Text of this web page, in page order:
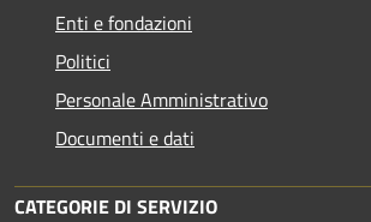
Enti e fondazioni
Politici
Personale Amministrativo
Documenti e dati
CATEGORIE DI SERVIZIO